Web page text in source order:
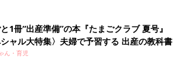
1冊“出産準備”の本『たまごクラブ 夏号』
シャル大特集〉夫婦で予習する 出産の教科書
ん・育児